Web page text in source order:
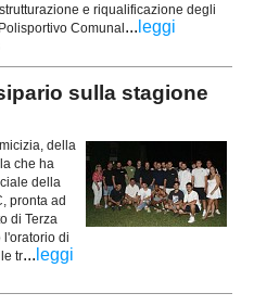
e riqualificazione degli
Comunal... leggi
sulla stagione
della
che ha
della
pronta ad
di Terza
l'oratorio di
tr... leggi